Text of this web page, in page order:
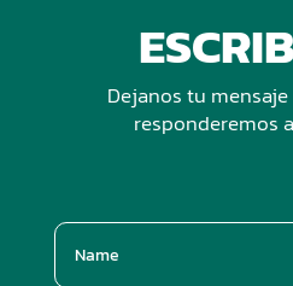
Dejanos tu
responderemos